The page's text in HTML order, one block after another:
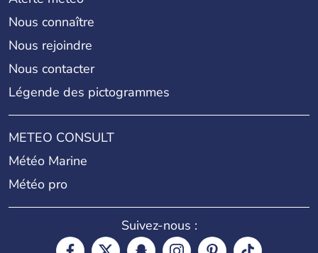
Nous connaître
Nous rejoindre
Nous contacter
Légende des pictogrammes
METEO CONSULT
Météo Marine
Météo pro
Suivez-nous :